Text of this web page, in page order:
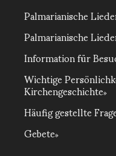
Palmarianische
Palmarianische
Information für
Wichtige
Kirchengeschichte
Häufig gestellte
Gebete